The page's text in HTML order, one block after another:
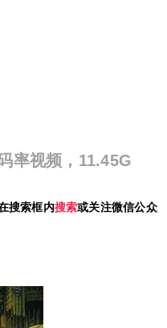
率视频，11.45G
搜索框内搜索或关注微信公众